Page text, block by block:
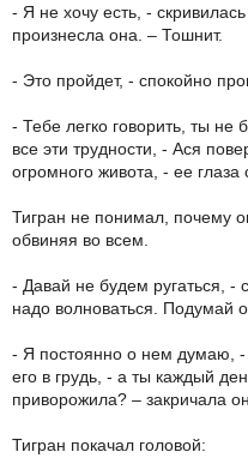
- Я не хочу есть, -
произнесла она. – Тошнит.
- Это пройдет, - спокойно
- Тебе легко говорить, ты
все эти трудности, - Ася
огромного живота, - ее глаза
Тигран не понимал, почему
обвиняя во всем.
- Давай не будем ругаться, -
надо волноваться. Подумай
- Я постоянно о нем думаю, -
его в грудь, - а ты каждый
приворожила? – закричала
Тигран покачал головой: